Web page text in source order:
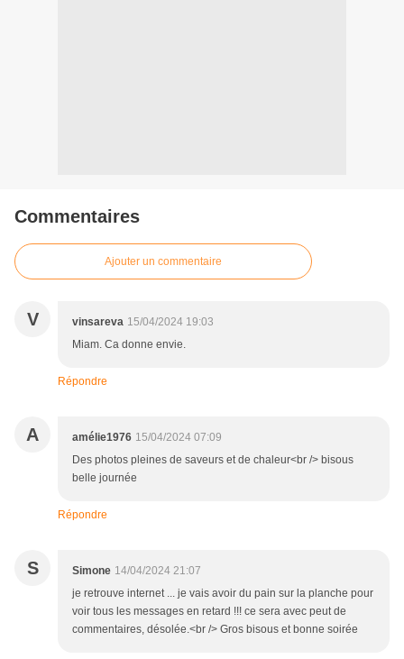
Commentaires
Ajouter un commentaire
V vinsareva 15/04/2024 19:03
Miam. Ca donne envie.
Répondre
A amélie1976 15/04/2024 07:09
Des photos pleines de saveurs et de chaleur<br /> bisous
belle journée
Répondre
S Simone 14/04/2024 21:07
je retrouve internet ... je vais avoir du pain sur la planche pour
voir tous les messages en retard !!! ce sera avec peut de
commentaires, désolée.<br /> Gros bisous et bonne soirée